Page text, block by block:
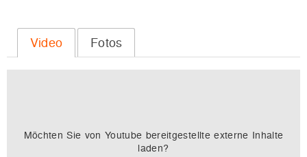
Video Fotos
Möchten Sie von Youtube bereitgestellte externe Inhalte
laden?